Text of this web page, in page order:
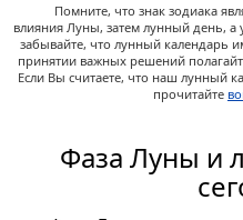
Помните, что знак зодиака
влияния Луны, затем лунный день,
забывайте, что лунный календарь
принятии важных решений
Если Вы считаете, что наш лунный
прочитайте
Фаза Луны и